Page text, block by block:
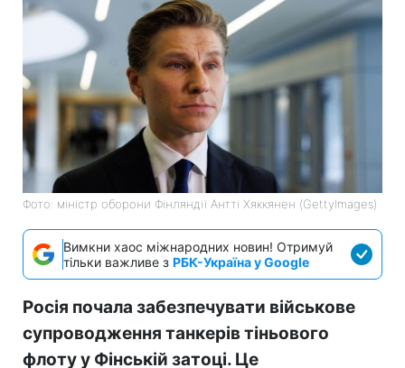
Фото: міністр оборони Фінляндії Антті Хяккянен (GettyImagеs)
Вимкни хаос міжнародних новин! Отримуй
тільки важливе з РБК-Україна у Google
Росія почала забезпечувати військове
супроводження танкерів тіньового
флоту у Фінській затоці. Це